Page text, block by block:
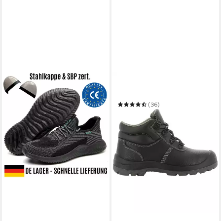
(36)
ab 32,75 € UVP
-22%
in 3-4 Werktagen bei dir